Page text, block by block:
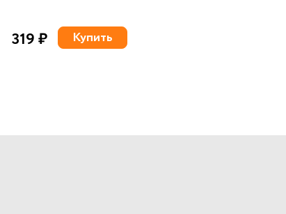
319 ₽ Купить